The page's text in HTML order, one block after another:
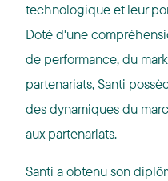
technologique et leur
Doté d'une
de performance, du
partenariats, Santi
des dynamiques du
aux partenariats.
Santi a obtenu son